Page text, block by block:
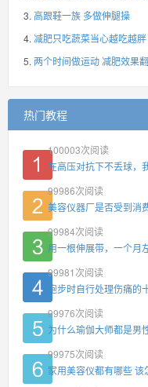
高跟鞋一族 多做伸腿操
减肥只吃蔬菜当心越吃越胖
两个时间做运动 减肥效果
热门教程
100003次阅读
在高压对抗下不丢球，
99986次阅读
美容仪器厂是否受到消
99984次阅读
用一根伸展带，一个月
99981 次阅读
跑步时自行处理伤痛的
99976次阅读
为什么瑜伽大师都是男
99975次阅读
家用美容仪都有哪些